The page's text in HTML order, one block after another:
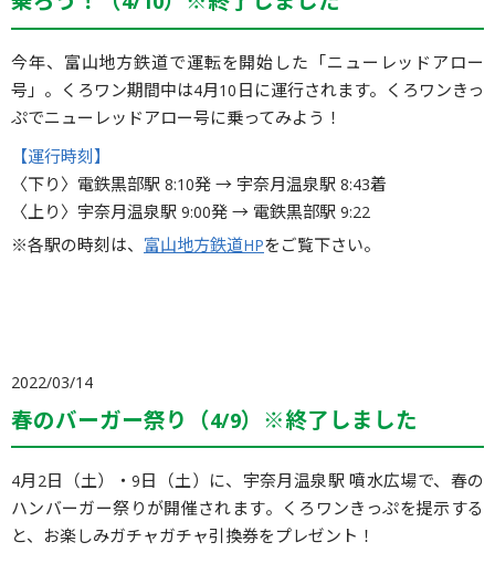
今年、富山地方鉄道で運転を開始した「ニューレッドアロー
号」。くろワン期間中は4月10日に運行されます。くろワンきっ
ぷでニューレッドアロー号に乗ってみよう！
【運行時刻】
〈下り〉電鉄黒部駅 8:10発 → 宇奈月温泉駅 8:43着
〈上り〉宇奈月温泉駅 9:00発 → 電鉄黒部駅 9:22
※各駅の時刻は、 富山地方鉄道HPをご覧下さい。
2022/03/14
春のバーガー祭り（4/9）※終了しました
4月2日（土）・9日（土）に、宇奈月温泉駅 噴水広場で、春の
ハンバーガー祭りが開催されます。くろワンきっぷを提示する
と、お楽しみガチャガチャ引換券をプレゼント！